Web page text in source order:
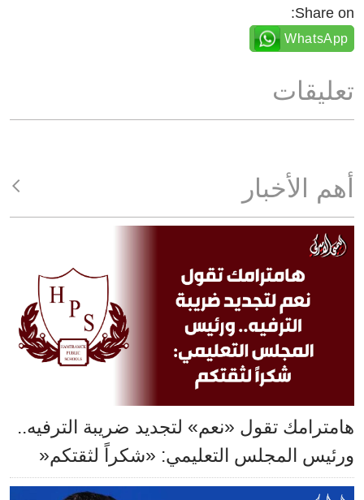
Share on:
WhatsApp
تعليقات
أهم الأخبار
هامترامك تقول «نعم» لتجديد ضريبة الترفيه..
ورئيس المجلس التعليمي: «شكراً لثقتكم«